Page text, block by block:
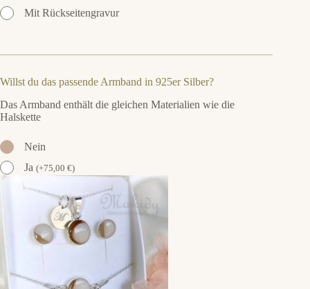
Mit Rückseitengravur
Willst du das passende Armband in 925er Silber?
Das Armband enthält die gleichen Materialien wie die
Halskette
Nein
Ja (+75,00 €)